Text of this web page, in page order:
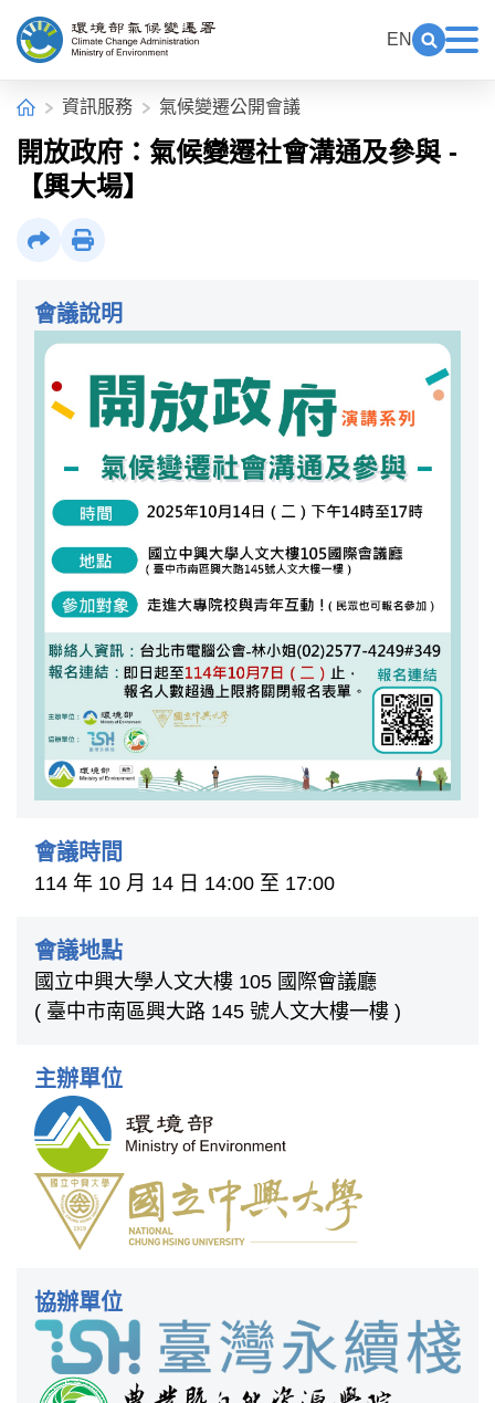
EN
首頁資訊服務 氣候變遷公開會議
開放政府：氣候變遷社會溝通及參與 -
【興大場】
會議說明
會議時間
114 年 10 月 14 日 14:00 至 17:00
會議地點
國立中興大學人文大樓 105 國際會議廳
( 臺中市南區興大路 145 號人文大樓一樓 )
主辦單位
協辦單位